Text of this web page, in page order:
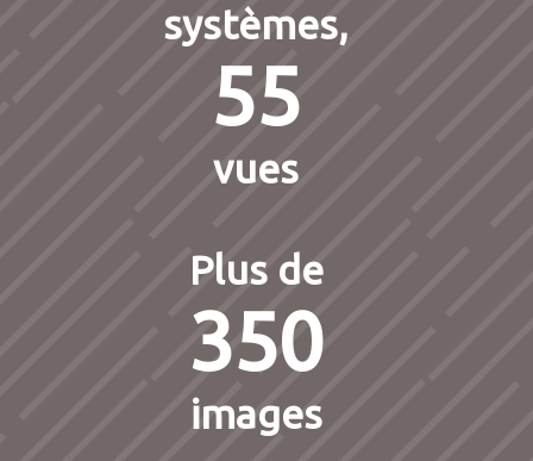
systèmes,
55
vues
Plus de
350
images